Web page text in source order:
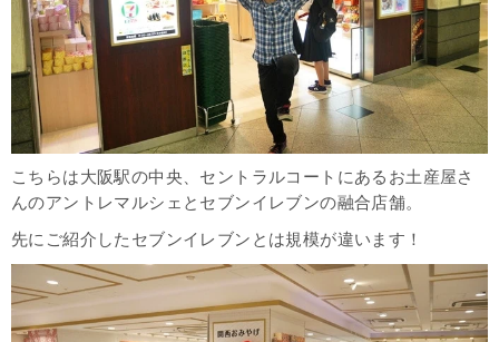
こちらは大阪駅の中央、セントラルコートにあるお土産屋さ
んのアントレマルシェとセブンイレブンの融合店舗。
先にご紹介したセブンイレブンとは規模が違います！